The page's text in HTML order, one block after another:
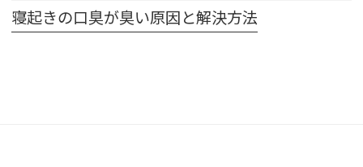
寝起きの口臭が臭い原因と解決方法